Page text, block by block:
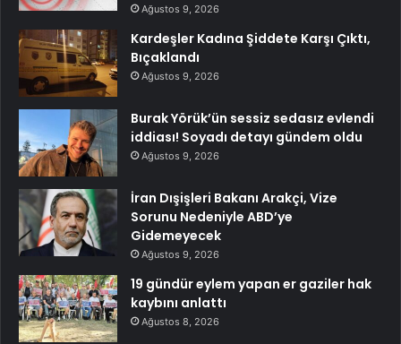
Ağustos 9, 2026
Kardeşler Kadına Şiddete Karşı Çıktı,
Bıçaklandı
Ağustos 9, 2026
Burak Yörük’ün sessiz sedasız evlendi
iddiası! Soyadı detayı gündem oldu
Ağustos 9, 2026
İran Dışişleri Bakanı Arakçi, Vize
Sorunu Nedeniyle ABD’ye
Gidemeyecek
Ağustos 9, 2026
19 gündür eylem yapan er gaziler hak
kaybını anlattı
Ağustos 8, 2026